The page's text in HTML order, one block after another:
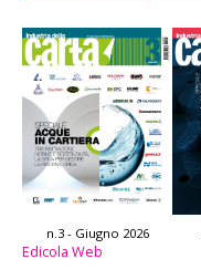
n.3 - Giugno 2026
Edicola Web